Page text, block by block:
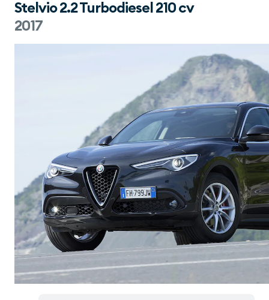
Stelvio 2.2 Turbodiesel 210 cv
2017